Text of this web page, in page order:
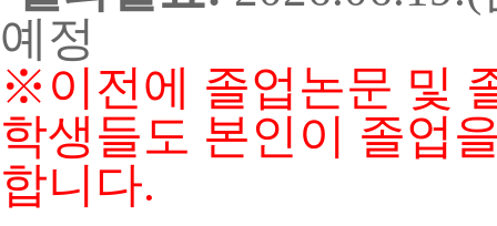
예정
※이전에 졸업논문 및
학생들도 본인이 졸업
합니다.